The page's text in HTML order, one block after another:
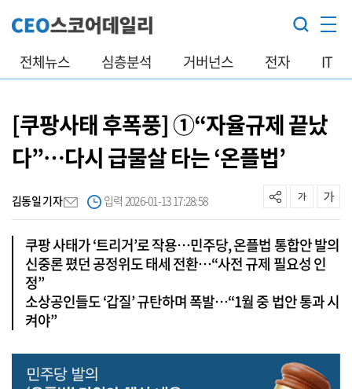
전체뉴스 심층분석 거버넌스 전자 IT
[쿠팡사태 후폭풍] ①“자율규제 끝났
다”…다시 급물살 타는 ‘온플법’
김동일 기자 입력 2026-01-13 17:28:58
쿠팡 사태가 ‘트리거’로 작용…민주당, 온플법 통합안 발의
신중론 폈던 공정위도 태세 전환…“사전 규제 필요성 인
정”
소상공인들도 ‘갑질’ 규탄하며 폭발…“1월 중 법안 통과 시
켜야”